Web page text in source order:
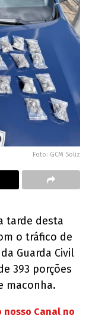
Foto: GCM Soliz
tarde desta
o tráfico de
Guarda Civil
393 porções
maconha.
Canal no